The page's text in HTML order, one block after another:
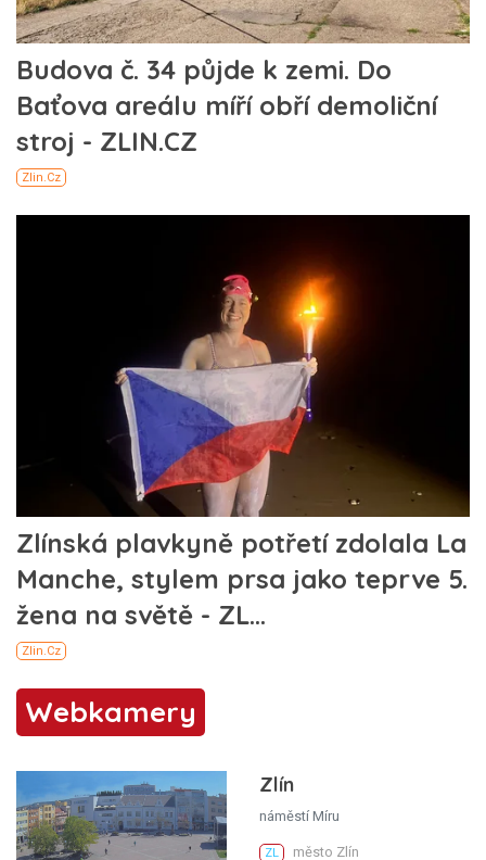
Webkamery
Zlín
náměstí Míru
ZL město Zlín